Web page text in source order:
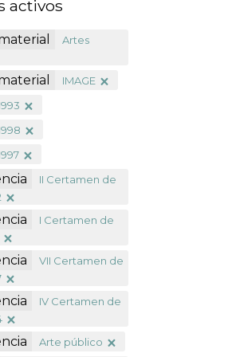
activos
Artes
IMAGE
II Certamen de
I Certamen de
VII Certamen de
IV Certamen de
Arte público